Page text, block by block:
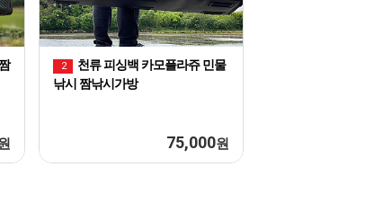
2
천류 피싱백 카모플라쥬 민물
낚시 짬낚시가방
75,000원